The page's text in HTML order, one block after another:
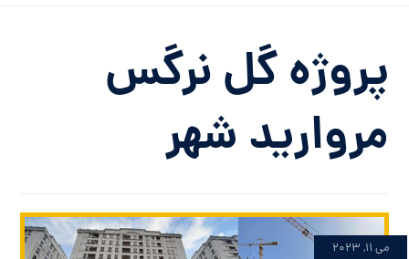
پروژه گل نرگس
مروارید شهر
می ۱۱, ۲۰۲۳